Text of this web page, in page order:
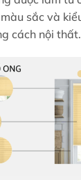
sắc và
cách nội thất.